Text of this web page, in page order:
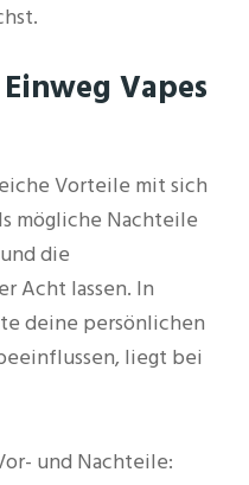
Vapes
Vorteile mit sich
mögliche Nachteile
die
Acht lassen. In
deine persönlichen
liegt bei
und Nachteile: